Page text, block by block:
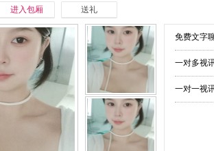
进入包厢 送礼
免费文字
一对多视
一对一视